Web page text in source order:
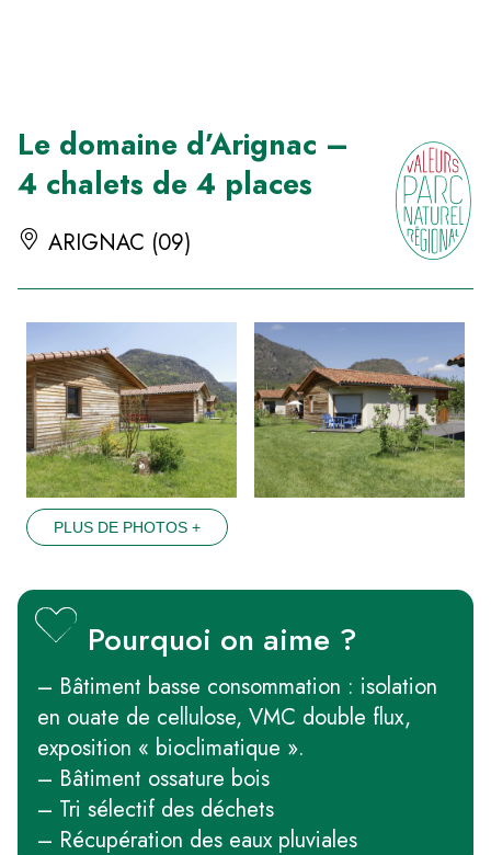
Le domaine d’Arignac –
4 chalets de 4 places
ARIGNAC (09)
PLUS DE PHOTOS +
Pourquoi on aime ?
– Bâtiment basse consommation : isolation
en ouate de cellulose, VMC double flux,
exposition « bioclimatique ».
– Bâtiment ossature bois
– Tri sélectif des déchets
– Récupération des eaux pluviales